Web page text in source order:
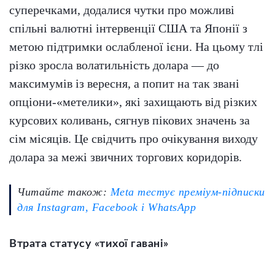
суперечками, додалися чутки про можливі
спільні валютні інтервенції США та Японії з
метою підтримки ослабленої ієни. На цьому тлі
різко зросла волатильність долара — до
максимумів із вересня, а попит на так звані
опціони-«метелики», які захищають від різких
курсових коливань, сягнув пікових значень за
сім місяців. Це свідчить про очікування виходу
долара за межі звичних торгових коридорів.
Читайте також: Meta тестує преміум-підписки
для Instagram, Facebook і WhatsApp
Втрата статусу «тихої гавані»